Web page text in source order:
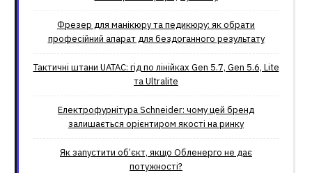
Фрезер для манікюру та педикюру: як обрати
професійний апарат для бездоганного результату
Тактичні штани UATAC: гід по лінійках Gen 5.7, Gen 5.6, Lite
та Ultralite
Електрофурнітура Schneider: чому цей бренд
залишається орієнтиром якості на ринку
Як запустити об’єкт, якщо Обленерго не дає
потужності?